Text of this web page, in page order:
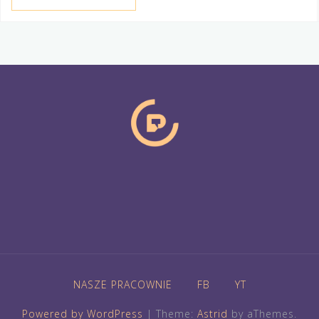
NASZE PRACOWNIE FB YT
Powered by WordPress | Theme: Astrid by aThemes.